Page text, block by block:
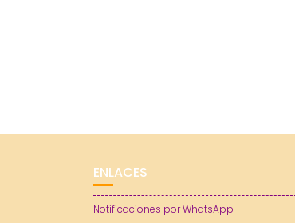
ENLACES
Notificaciones por WhatsApp